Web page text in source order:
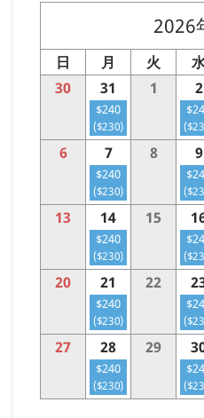
2026
日 月 火
30
31
$240
($230)
1 2
6 7
$240
($230)
8 9
13 14
$240
($230)
15
20 21
$240
($230)
22
27 28
$240
($230)
29